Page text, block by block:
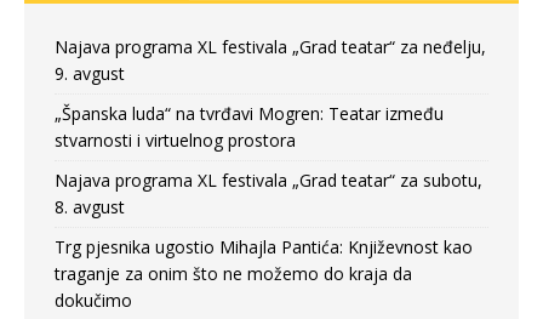
Najava programa XL festivala „Grad teatar“ za neđelju,
9. avgust
„Španska luda“ na tvrđavi Mogren: Teatar između
stvarnosti i virtuelnog prostora
Najava programa XL festivala „Grad teatar“ za subotu,
8. avgust
Trg pjesnika ugostio Mihajla Pantića: Književnost kao
traganje za onim što ne možemo do kraja da
dokučimo